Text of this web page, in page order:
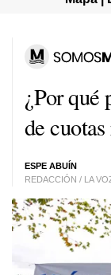
¿Por qué
de
ESPE ABUÍN
REDACCIÓN / LA